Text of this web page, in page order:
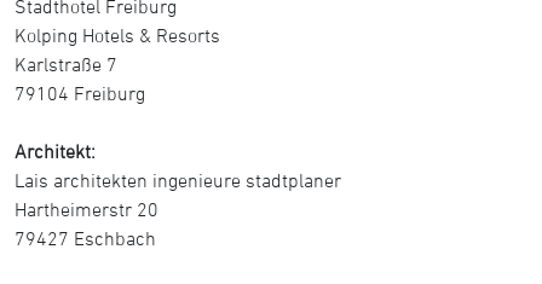
Stadthotel Freiburg
Kolping Hotels & Resorts
Karlstraße 7
79104 Freiburg
Architekt:
Lais architekten ingenieure stadtplaner
Hartheimerstr 20
79427 Eschbach